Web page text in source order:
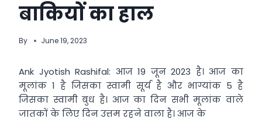
बाकियों का हाल
By June 19, 2023
Ank Jyotish Rashifal: आज 19 जून 2023 है। आज का
मूलांक 1 है जिसका स्वामी सूर्य है और भाग्यांक 5 है
जिसका स्वामी बुध है। आज का दिन सभी मूलांक वाले
जातकों के लिए दिन उत्तम रहने वाला है। आज के